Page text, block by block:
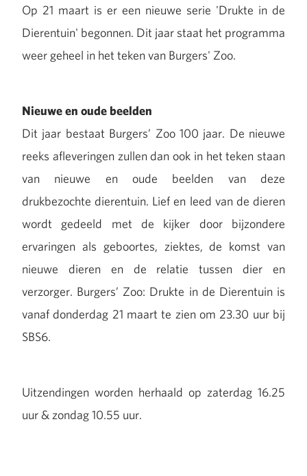
Op 21 maart is er een nieuwe serie 'Drukte in de
Dierentuin' begonnen. Dit jaar staat het programma
weer geheel in het teken van Burgers' Zoo.
Nieuwe en oude beelden
Dit jaar bestaat Burgers’ Zoo 100 jaar. De nieuwe
reeks afleveringen zullen dan ook in het teken staan
van nieuwe en oude beelden van deze
drukbezochte dierentuin. Lief en leed van de dieren
wordt gedeeld met de kijker door bijzondere
ervaringen als geboortes, ziektes, de komst van
nieuwe dieren en de relatie tussen dier en
verzorger. Burgers’ Zoo: Drukte in de Dierentuin is
vanaf donderdag 21 maart te zien om 23.30 uur bij
SBS6.
Uitzendingen worden herhaald op zaterdag 16.25
uur & zondag 10.55 uur.